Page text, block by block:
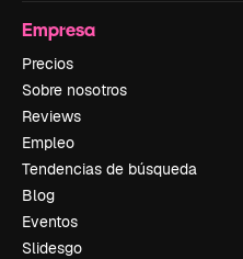
Empresa
Precios
Sobre nosotros
Reviews
Empleo
Tendencias de búsqueda
Blog
Eventos
Slidesgo